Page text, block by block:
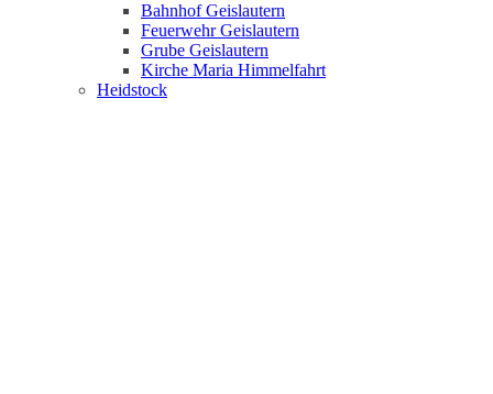
Bahnhof Geislautern
Feuerwehr Geislautern
Grube Geislautern
Kirche Maria Himmelfahrt
Heidstock